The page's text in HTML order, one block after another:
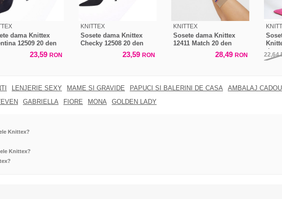
dama Knittex
12509 20 den
23,59 RON
KNITTEX
Sosete dama Knittex
Checky 12508 20 den
23,59 RON
KNITTEX
Sosete dama Knittex
12411 Match 20 den
28,49 RON
den
22,64
LENJERIE SEXY MAME SI GRAVIDE PAPUCI SI BALERINI DE CASA
AMBALAJ CADOU
GABRIELLA FIORE MONA GOLDEN LADY
Knittex?
Knittex?